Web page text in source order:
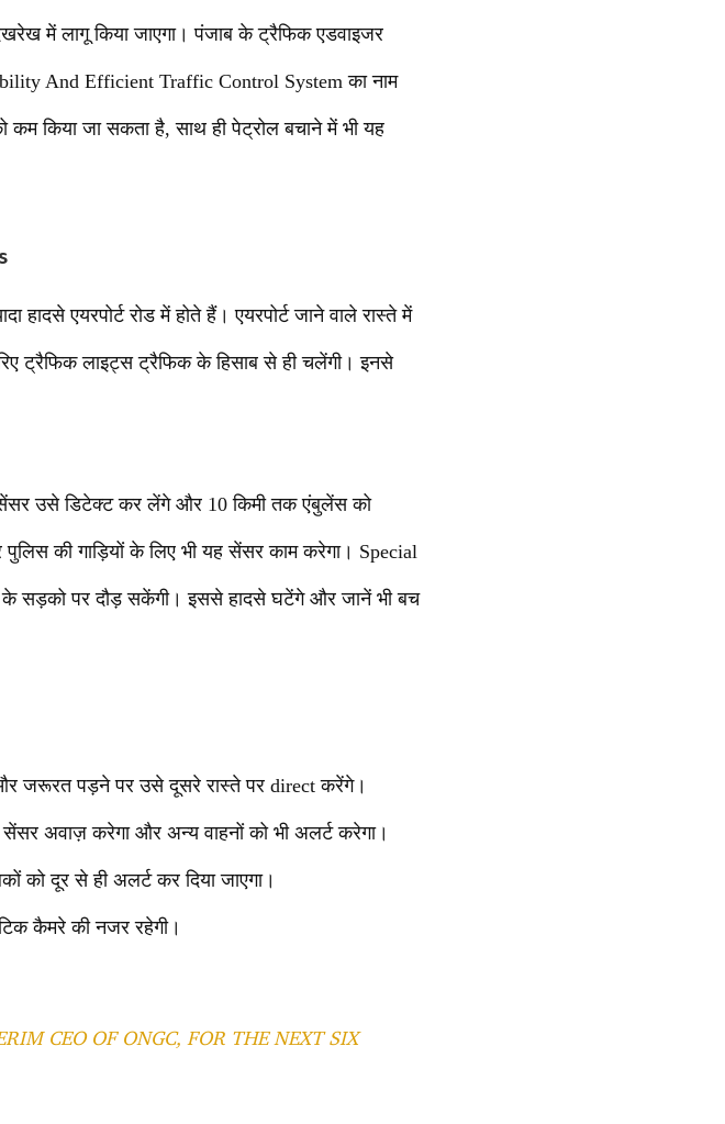
में लागू किया जाएगा। पंजाब के ट्रैफिक एडवाइजर
And Efficient Traffic Control System का नाम
किया जा सकता है, साथ ही पेट्रोल बचाने में भी यह
एयरपोर्ट रोड में होते हैं। एयरपोर्ट जाने वाले रास्ते में
ट्रैफिक लाइट्स ट्रैफिक के हिसाब से ही चलेंगी। इनसे
उसे डिटेक्ट कर लेंगे और 10 किमी तक एंबुलेंस को
की गाड़ियों के लिए भी यह सेंसर काम करेगा। Special
के सड़को पर दौड़ सकेंगी। इससे हादसे घटेंगे और जानें भी बच
जरूरत पड़ने पर उसे दूसरे रास्ते पर direct करेंगे।
सेंसर अवाज़ करेगा और अन्य वाहनों को भी अलर्ट करेगा।
को दूर से ही अलर्ट कर दिया जाएगा।
कैमरे की नजर रहेगी।
CEO OF ONGC, FOR THE NEXT SIX